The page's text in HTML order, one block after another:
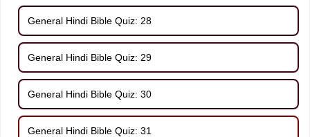
General Hindi Bible Quiz: 28
General Hindi Bible Quiz: 29
General Hindi Bible Quiz: 30
General Hindi Bible Quiz: 31